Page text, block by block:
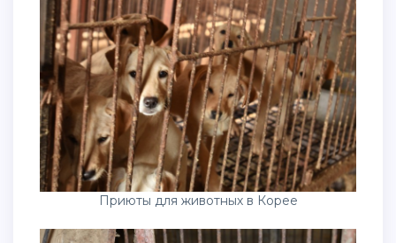
Приюты для животных в Корее